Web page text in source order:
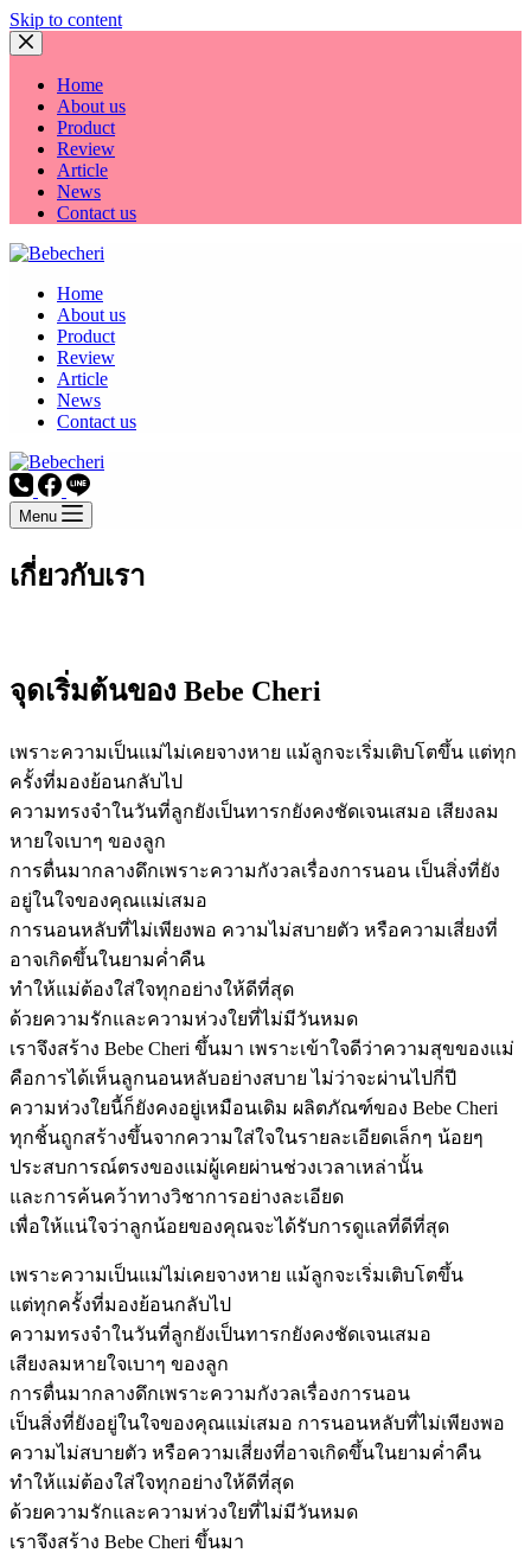
Skip to content
Home
About us
Product
Review
Article
News
Contact us
Home
About us
Product
Review
Article
News
Contact us
Menu
เกี่ยวกับเรา
จุดเริ่มต้นของ Bebe Cheri
เพราะความเป็นแม่ไม่เคยจางหาย แม้ลูกจะเริ่มเติบโตขึ้น แต่ทุก
ครั้งที่มองย้อนกลับไป
ความทรงจำในวันที่ลูกยังเป็นทารกยังคงชัดเจนเสมอ เสียงลม
หายใจเบาๆ ของลูก
การตื่นมากลางดึกเพราะความกังวลเรื่องการนอน เป็นสิ่งที่ยัง
อยู่ในใจของคุณแม่เสมอ
การนอนหลับที่ไม่เพียงพอ ความไม่สบายตัว หรือความเสี่ยงที่
อาจเกิดขึ้นในยามค่ำคืน
ทำให้แม่ต้องใส่ใจทุกอย่างให้ดีที่สุด
ด้วยความรักและความห่วงใยที่ไม่มีวันหมด
เราจึงสร้าง Bebe Cheri ขึ้นมา เพราะเข้าใจดีว่าความสุขของแม่
คือการได้เห็นลูกนอนหลับอย่างสบาย ไม่ว่าจะผ่านไปกี่ปี
ความห่วงใยนี้ก็ยังคงอยู่เหมือนเดิม ผลิตภัณฑ์ของ Bebe Cheri
ทุกชิ้นถูกสร้างขึ้นจากความใส่ใจในรายละเอียดเล็กๆ น้อยๆ
ประสบการณ์ตรงของแม่ผู้เคยผ่านช่วงเวลาเหล่านั้น
และการค้นคว้าทางวิชาการอย่างละเอียด
เพื่อให้แน่ใจว่าลูกน้อยของคุณจะได้รับการดูแลที่ดีที่สุด
เพราะความเป็นแม่ไม่เคยจางหาย แม้ลูกจะเริ่มเติบโตขึ้น
แต่ทุกครั้งที่มองย้อนกลับไป
ความทรงจำในวันที่ลูกยังเป็นทารกยังคงชัดเจนเสมอ
เสียงลมหายใจเบาๆ ของลูก
การตื่นมากลางดึกเพราะความกังวลเรื่องการนอน
เป็นสิ่งที่ยังอยู่ในใจของคุณแม่เสมอ การนอนหลับที่ไม่เพียงพอ
ความไม่สบายตัว หรือความเสี่ยงที่อาจเกิดขึ้นในยามค่ำคืน
ทำให้แม่ต้องใส่ใจทุกอย่างให้ดีที่สุด
ด้วยความรักและความห่วงใยที่ไม่มีวันหมด
เราจึงสร้าง Bebe Cheri ขึ้นมา